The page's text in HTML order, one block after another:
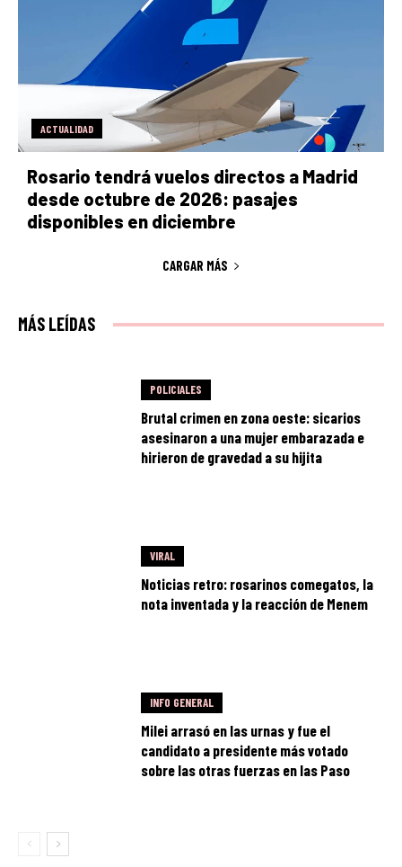
ACTUALIDAD
Rosario tendrá vuelos directos a Madrid
desde octubre de 2026: pasajes
disponibles en diciembre
CARGAR MÁS
MÁS LEÍDAS
POLICIALES
Brutal crimen en zona oeste: sicarios
asesinaron a una mujer embarazada e
hirieron de gravedad a su hijita
VIRAL
Noticias retro: rosarinos comegatos, la
nota inventada y la reacción de Menem
INFO GENERAL
Milei arrasó en las urnas y fue el
candidato a presidente más votado
sobre las otras fuerzas en las Paso